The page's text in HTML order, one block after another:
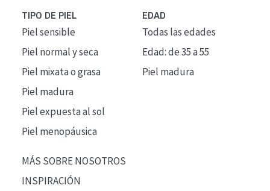
TIPO DE PIEL
Piel sensible
Piel normal y seca
Piel mixata o grasa
Piel madura
Piel expuesta al sol
Piel menopáusica
EDAD
Todas las edades
Edad: de 35 a 55
Piel madura
MÁS SOBRE NOSOTROS
INSPIRACIÓN